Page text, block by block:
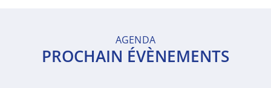
AGENDA
PROCHAIN ÉVÈNEMENTS